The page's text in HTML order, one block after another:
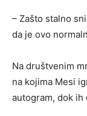
– Zašto stalno
da je ovo
Na društvenim
na kojima Mesi
autogram, dok ih